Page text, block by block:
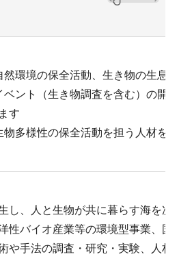
環境の保全活動、生き物の生息
ント（生き物調査を含む）の開
す
多様性の保全活動を担う人材を
し、人と生物が共に暮らす海を次
性バイオ産業等の環境型事業、国
や手法の調査・研究・実験、人材